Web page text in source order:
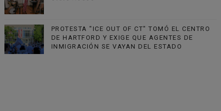
PROTESTA "ICE OUT OF CT" TOMÓ EL CENTRO
DE HARTFORD Y EXIGE QUE AGENTES DE
INMIGRACIÓN SE VAYAN DEL ESTADO